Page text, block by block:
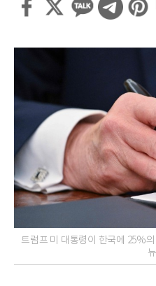
트럼프 미 대통령이 한국에 25%